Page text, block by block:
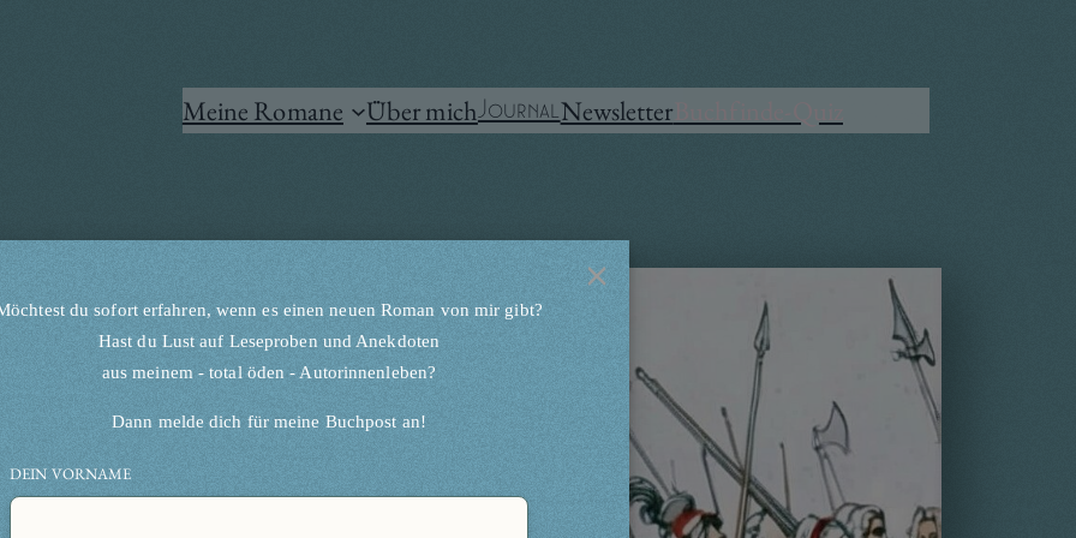
Meine Romane Über michJournalNewsletterBuchfinde-Quiz
×
du sofort erfahren, wenn es einen neuen Roman von mir gibt?
Hast du Lust auf Leseproben und Anekdoten
aus meinem - total öden - Autorinnenleben?
Dann melde dich für meine Buchpost an!
DEIN VORNAME